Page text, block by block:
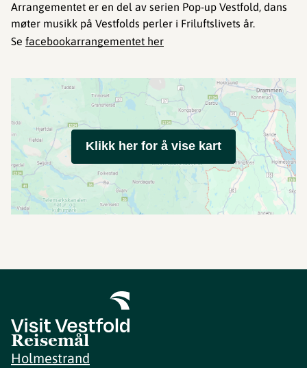
Arrangementet er en del av serien Pop-up Vestfold, dans
møter musikk på Vestfolds perler i Friluftslivets år.
Se facebookarrangementet her
Klikk her for å vise kart
Reisemål
Holmestrand